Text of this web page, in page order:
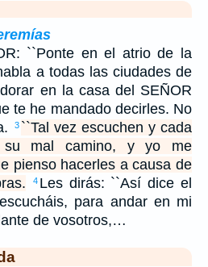
``Ponte en el atrio de la
a todas las ciudades de
en la casa del SEÑOR
te he mandado decirles. No
3 ``Tal vez escuchen y cada
mal camino, y yo me
pienso hacerles a causa de
4 Les dirás: ``Así dice el
para andar en mi
de vosotros,…